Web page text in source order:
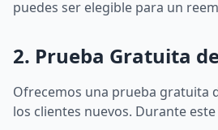
puedes ser elegible para un
2. Prueba Gratuita
Ofrecemos una prueba gratuita
los clientes nuevos. Durante